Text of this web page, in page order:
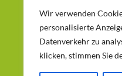
Wir verwenden
personalisierte
Datenverkehr zu
klicken, stimmen Sie
Telefon:0177-
Egetterstraße 12